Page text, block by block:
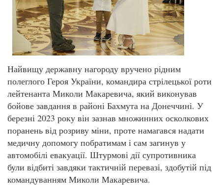
Найвищу державну нагороду вручено рідним
полеглого Героя України, командира стрілецької роти
лейтенанта Миколи Макаревича, який виконував
бойове завдання в районі Бахмута на Донеччині. У
березні 2023 року він зазнав множинних осколкових
поранень від розриву міни, проте намагався надати
медичну допомогу побратимам і сам загинув у
автомобілі евакуації. Штурмові дії супротивника
були відбиті завдяки тактичній перевазі, здобутій під
командуванням Миколи Макаревича.